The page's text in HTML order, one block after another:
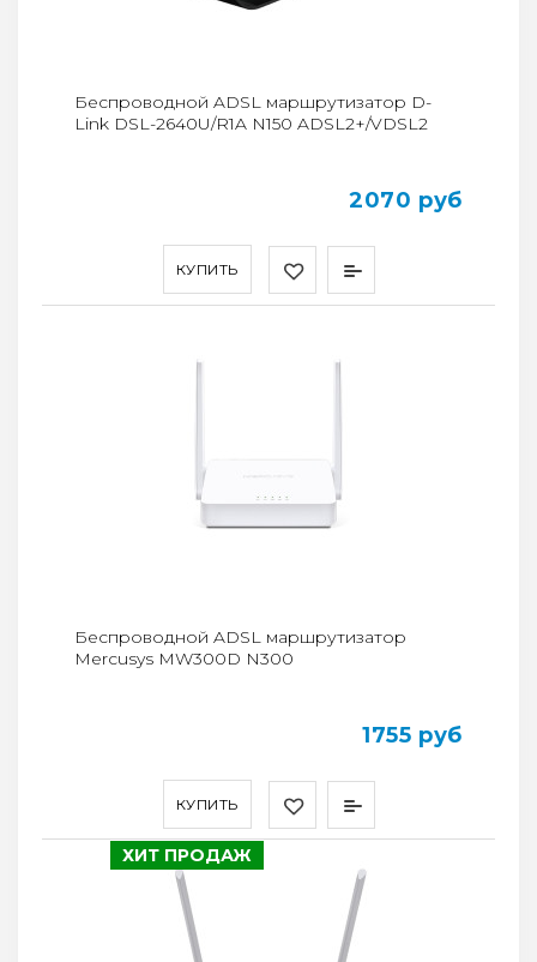
КУПИТЬ
Беспроводной ADSL маршрутизатор D-
Link DSL-2640U/R1A N150 ADSL2+/VDSL2
2070 руб
КУПИТЬ
Беспроводной ADSL маршрутизатор
Mercusys MW300D N300
1755 руб
ХИТ ПРОДАЖ